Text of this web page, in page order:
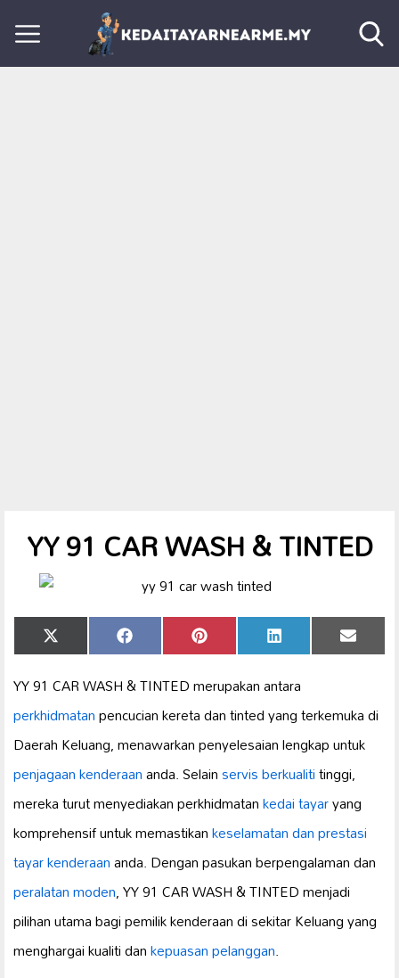
YY 91 CAR WASH & TINTED
Share
on
X
(Twitter)
Share
on
Facebook Share
on
Pinterest Share
on
LinkedIn Share
on
Email
YY 91 CAR WASH & TINTED merupakan antara
perkhidmatanpencucian kereta dan tinted yang terkemuka di
Daerah Keluang, menawarkan penyelesaian lengkap untuk
penjagaan kenderaananda. Selainservis berkualititinggi,
mereka turut menyediakan perkhidmatankedai tayaryang
komprehensif untuk memastikankeselamatan dan prestasi
tayar kenderaananda. Dengan pasukan berpengalaman dan
peralatan moden, YY 91 CAR WASH & TINTED menjadi
pilihan utama bagi pemilik kenderaan di sekitar Keluang yang
menghargai kualiti dankepuasan pelanggan.